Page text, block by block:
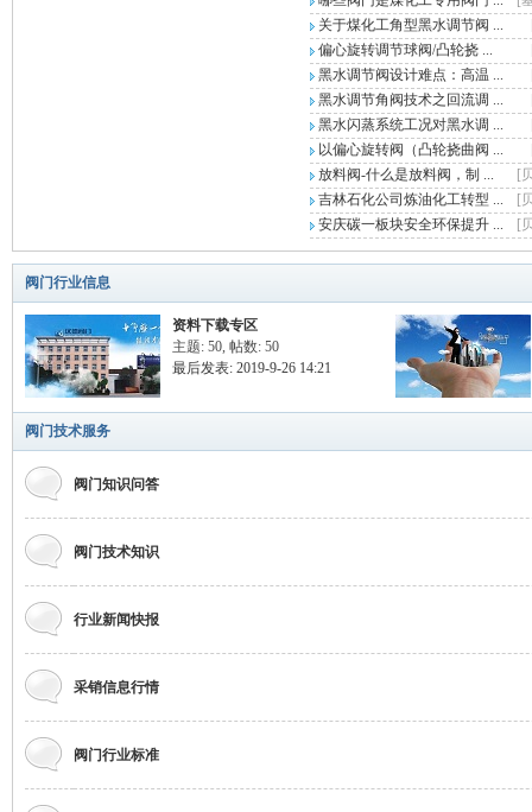
门
关于煤化工角型黑水调节阀 ...
偏心旋转调节球阀/凸轮挠 ...
黑水调节阀设计难点：高温 ...
黑水调节角阀技术之回流调 ...
黑水闪蒸系统工况对黑水调 ...
以偏心旋转阀（凸轮挠曲阀 ...
[
放料阀-什么是放料阀，制 ...
[
吉林石化公司炼油化工转型 ...
[
安庆碳一板块安全环保提升 ...
阀门行业信息
资料下载专区
主题: 50, 帖数: 50
最后发表: 2019-9-26 14:21
阀门技术服务
阀门知识问答
阀门技术知识
行业新闻快报
采销信息行情
阀门行业标准